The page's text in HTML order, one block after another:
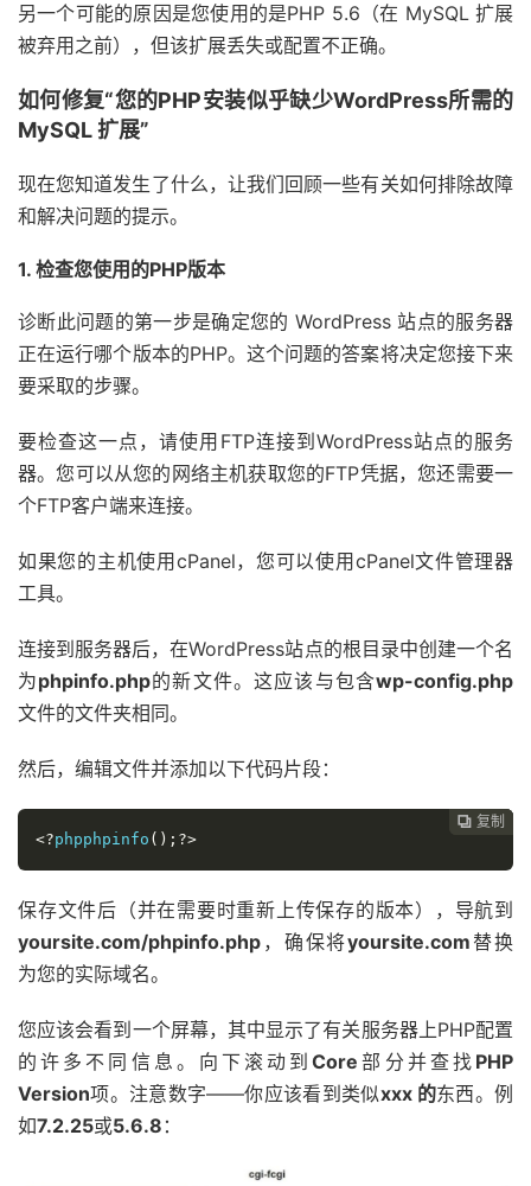
另一个可能的原因是您使用的是PHP 5.6（在 MySQL 扩展
被弃用之前），但该扩展丢失或配置不正确。
如何修复“您的PHP安装似乎缺少WordPress所需的
MySQL 扩展”
现在您知道发生了什么，让我们回顾一些有关如何排除故障
和解决问题的提示。
1. 检查您使用的PHP版本
诊断此问题的第一步是确定您的 WordPress 站点的服务器
正在运行哪个版本的PHP。这个问题的答案将决定您接下来
要采取的步骤。
要检查这一点，请使用FTP连接到WordPress站点的服务
器。您可以从您的网络主机获取您的FTP凭据，您还需要一
个FTP客户端来连接。
如果您的主机使用cPanel，您可以使用cPanel文件管理器
工具。
连接到服务器后，在WordPress站点的根目录中创建一个名
为phpinfo.php的新文件。这应该与包含wp-config.php
文件的文件夹相同。
然后，编辑文件并添加以下代码片段：
 复制
 复制
 复制
<?phpphpinfo ();?>
保存文件后（并在需要时重新上传保存的版本），导航到
yoursite.com/phpinfo.php ，确保将yoursite.com 替换
为您的实际域名。
您应该会看到一个屏幕，其中显示了有关服务器上PHP配置
的许多不同信息。向下滚动到Core 部分并查找 PHP
Version项。注意数字——你应该看到类似xxx 的东西。例
如7.2.25或5.6.8 ：